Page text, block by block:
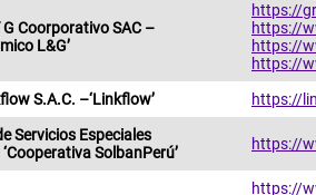
Coorporativo SAC –
L&G’
https://
https://
https://
https://
S.A.C. –‘Linkflow’
https://
Servicios Especiales
SolbanPerú’
https://
https://